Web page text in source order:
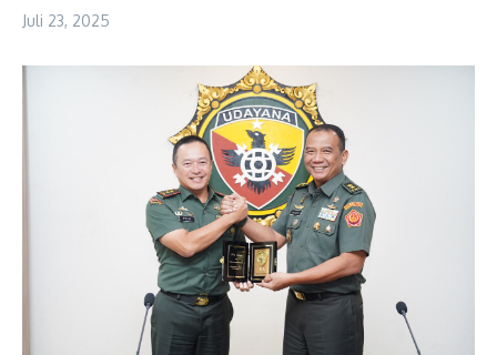
Juli 23, 2025